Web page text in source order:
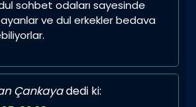
sohbet odaları sayesinde
ve dul erkekler bedava
Çankayadedi ki: